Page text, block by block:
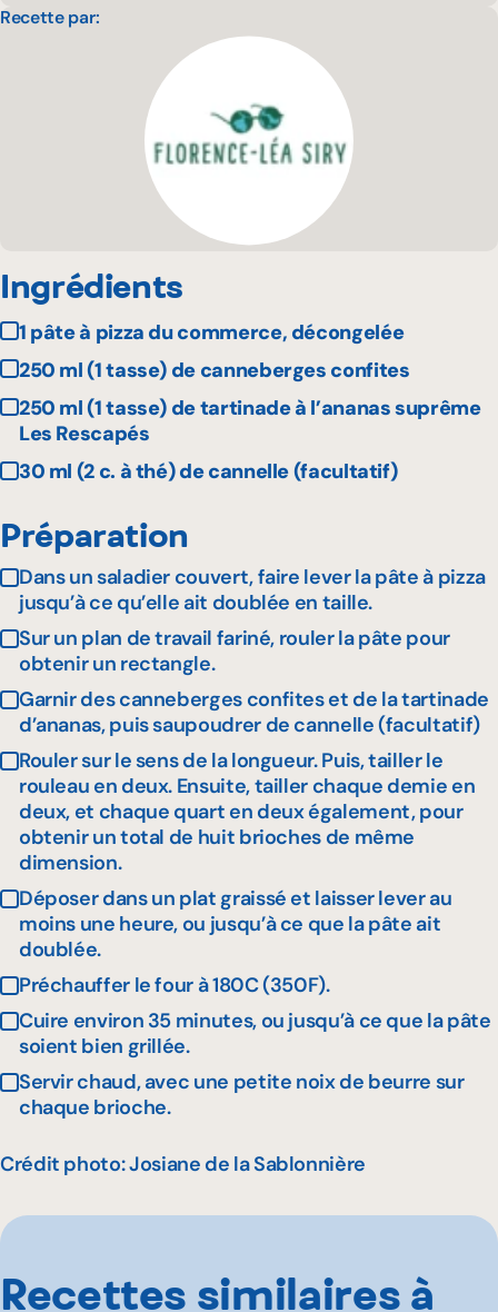
Recette par:
Ingrédients
1 pâte à pizza du commerce, décongelée
250 ml (1 tasse) de canneberges confites
250 ml (1 tasse) de tartinade à l’ananas suprême
Les Rescapés
30 ml (2 c. à thé) de cannelle (facultatif)
Préparation
Dans un saladier couvert, faire lever la pâte à pizza
jusqu’à ce qu’elle ait doublée en taille.
Sur un plan de travail fariné, rouler la pâte pour
obtenir un rectangle.
Garnir des canneberges confites et de la tartinade
d’ananas, puis saupoudrer de cannelle (facultatif)
Rouler sur le sens de la longueur. Puis, tailler le
rouleau en deux. Ensuite, tailler chaque demie en
deux, et chaque quart en deux également, pour
obtenir un total de huit brioches de même
dimension.
Déposer dans un plat graissé et laisser lever au
moins une heure, ou jusqu’à ce que la pâte ait
doublée.
Préchauffer le four à 180C (350F).
Cuire environ 35 minutes, ou jusqu’à ce que la pâte
soient bien grillée.
Servir chaud, avec une petite noix de beurre sur
chaque brioche.
Crédit photo: Josiane de la Sablonnière
Recettes similaires à